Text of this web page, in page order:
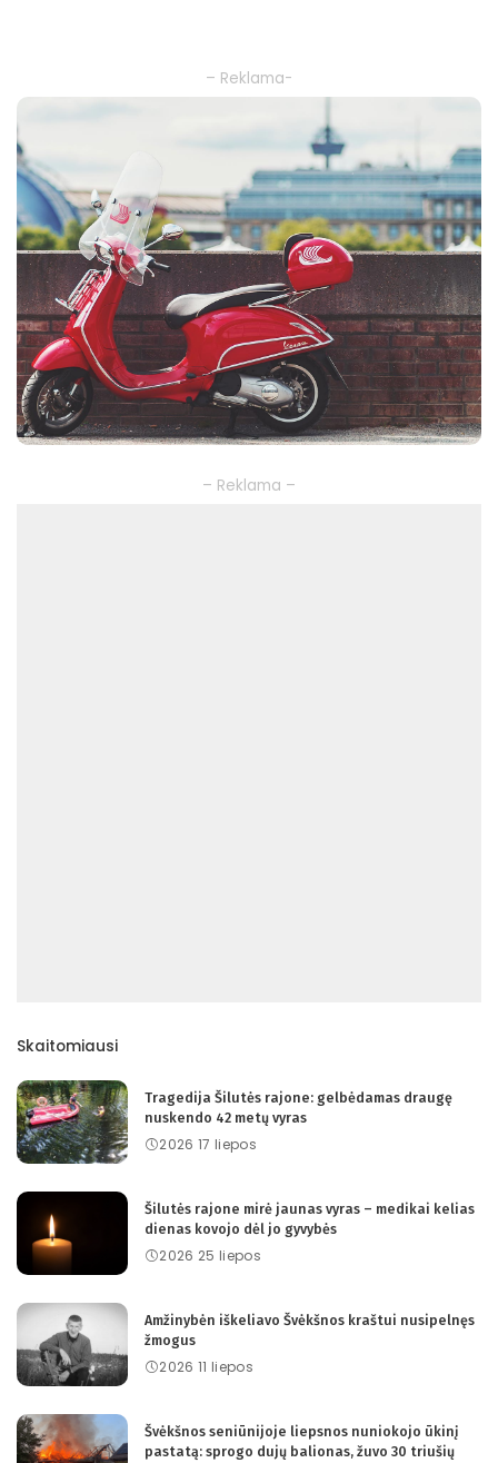
– Reklama-
– Reklama –
Skaitomiausi
Tragedija Šilutės rajone: gelbėdamas draugę
nuskendo 42 metų vyras
2026 17 liepos
Šilutės rajone mirė jaunas vyras – medikai kelias
dienas kovojo dėl jo gyvybės
2026 25 liepos
Amžinybėn iškeliavo Švėkšnos kraštui nusipelnęs
žmogus
2026 11 liepos
Švėkšnos seniūnijoje liepsnos nuniokojo ūkinį
pastatą: sprogo dujų balionas, žuvo 30 triušių